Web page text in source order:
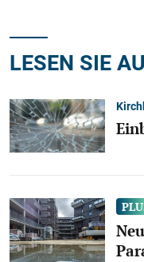
LESEN SIE